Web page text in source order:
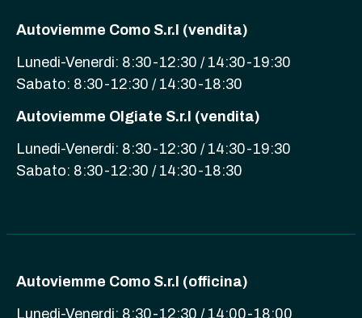
Autoviemme Como S.r.l (vendita)
Lunedi-Venerdi: 8:30-12:30 / 14:30-19:30
Sabato: 8:30-12:30 / 14:30-18:30
Autoviemme Olgiate S.r.l (vendita)
Lunedi-Venerdi: 8:30-12:30 / 14:30-19:30
Sabato: 8:30-12:30 / 14:30-18:30
Autoviemme Como S.r.l (officina)
Lunedi-Venerdi: 8:30-12:30 / 14:00-18:00